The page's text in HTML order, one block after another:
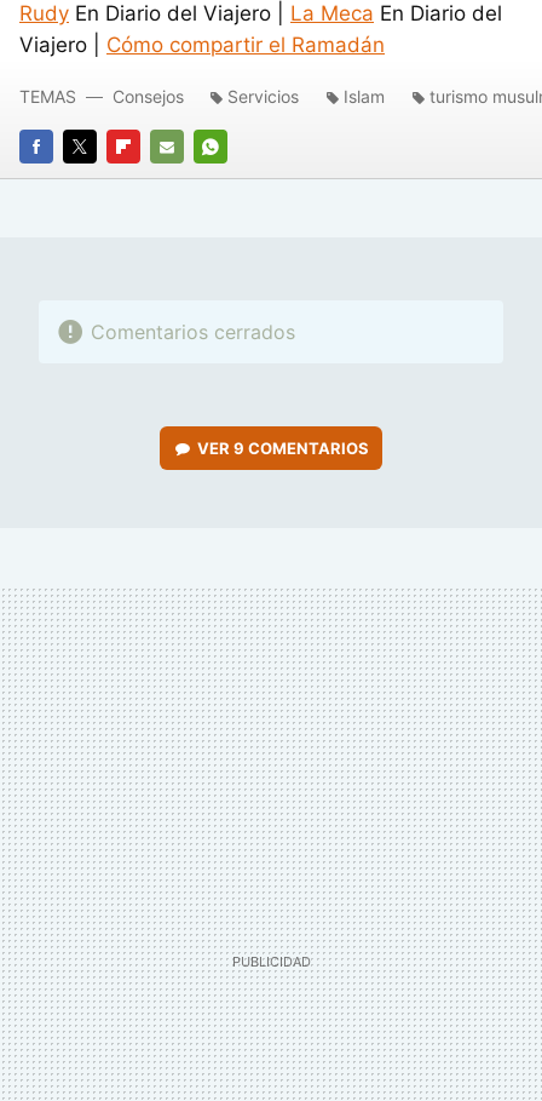
Rudy En Diario del Viajero | La Meca En Diario del
Viajero | Cómo compartir el Ramadán
FACEBOOK
TWITTERFLIPBOARD
E-
WHATSAPP
TEMAS Consejos Servicios Islam turismo
Comentarios cerrados
VER 9 COMENTARIOS